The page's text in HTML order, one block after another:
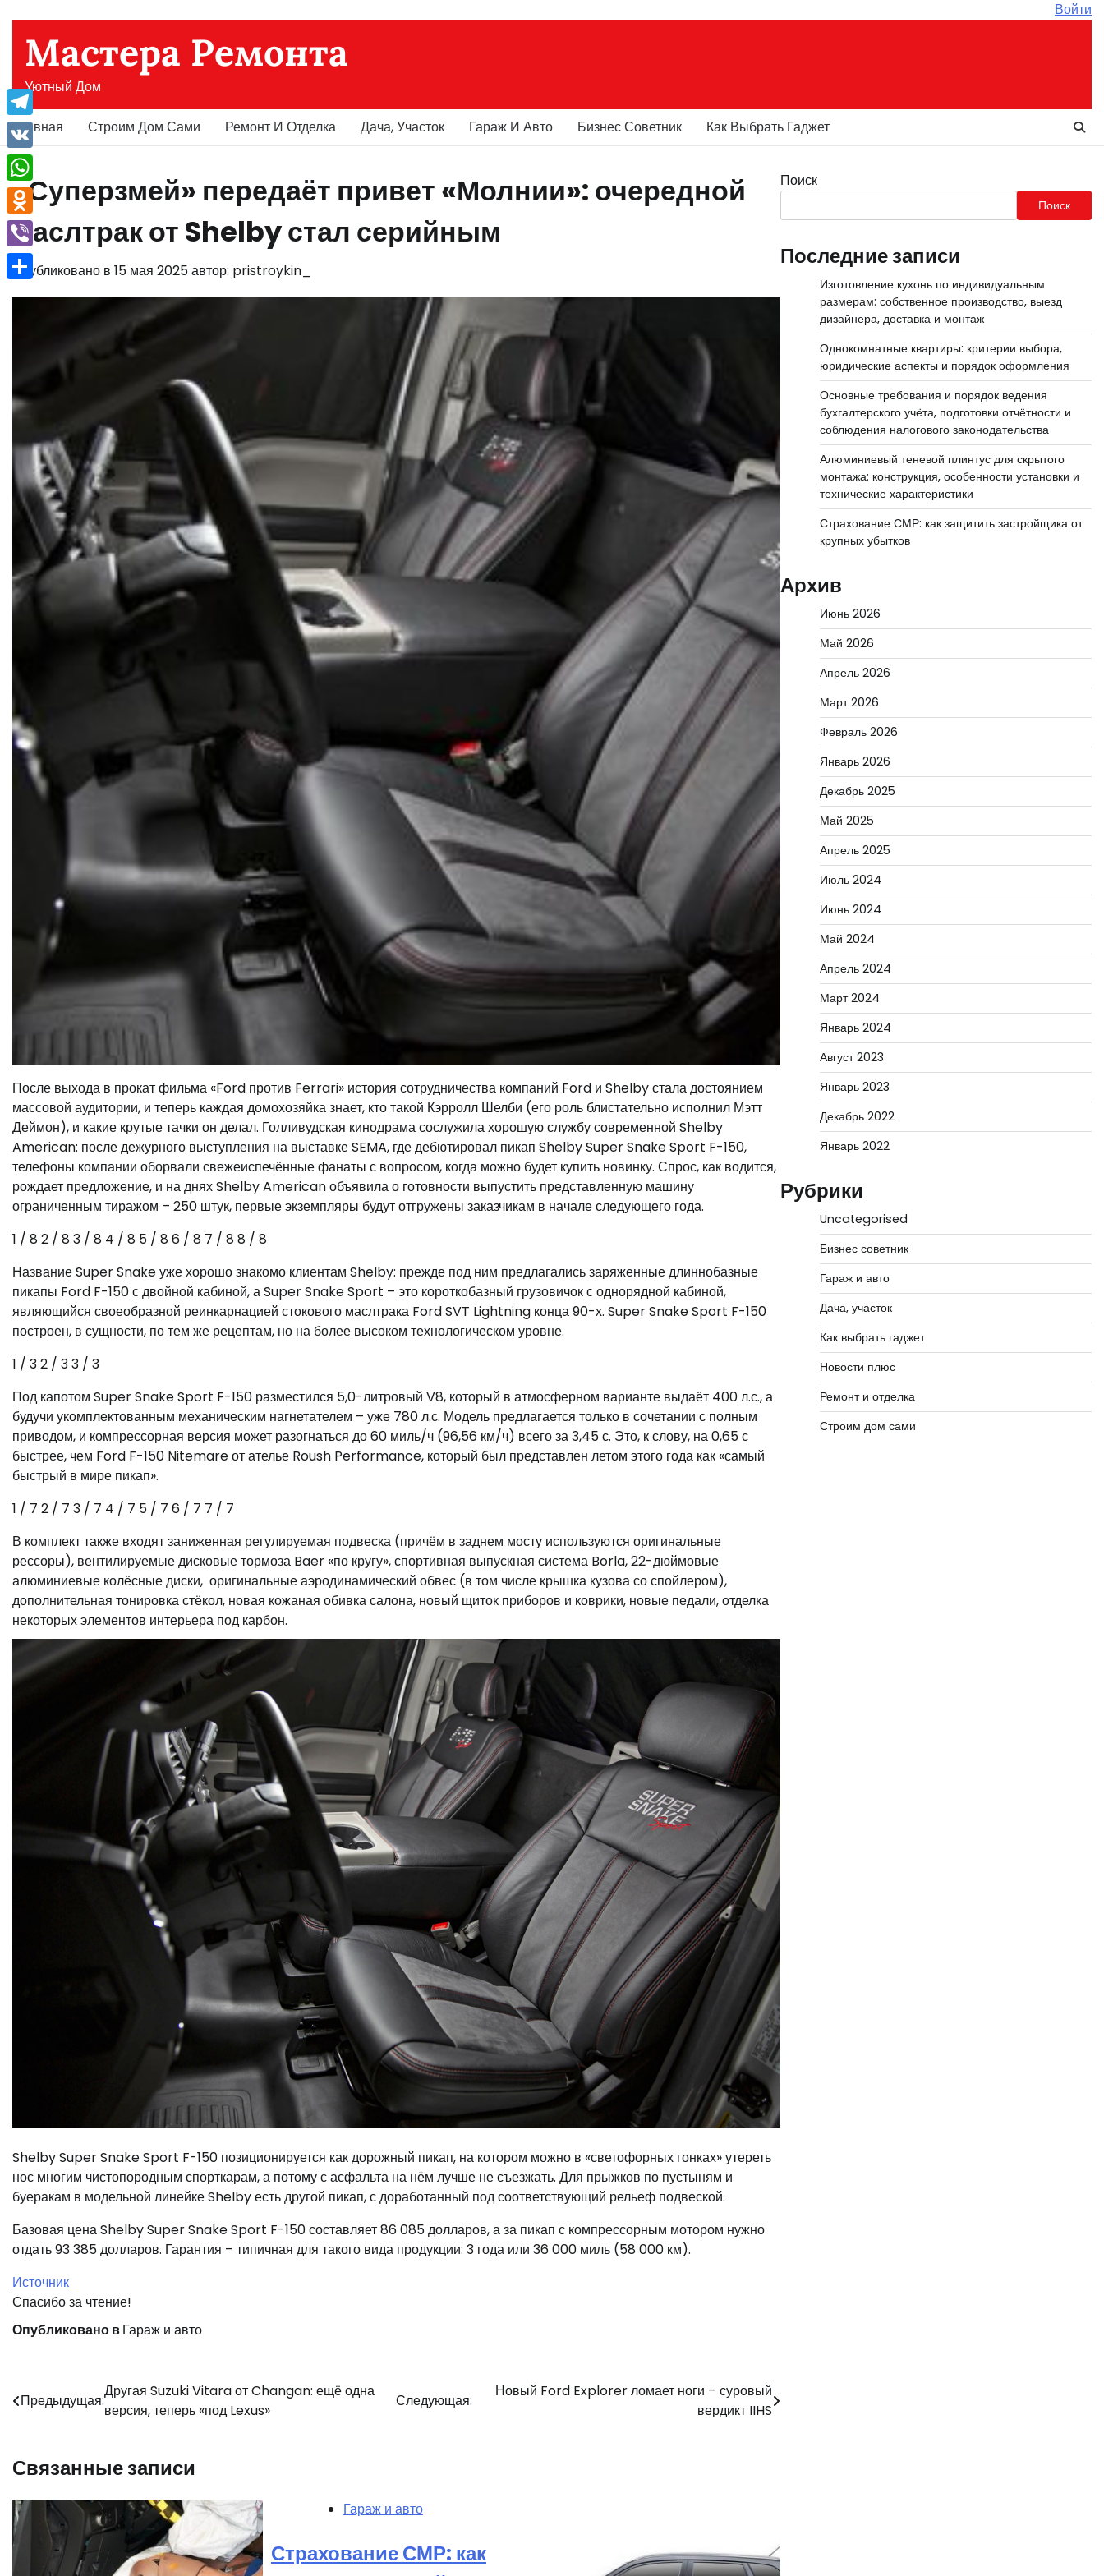
содержимому
Войти
Мастера Ремонта
Уютный Дом
Главная Строим Дом Сами Ремонт И Отделка Дача, Участок Гараж И Авто Бизнес Советник Как Выбрать Гаджет
«Суперзмей» передаёт привет «Молнии»: очередной
маслтрак от Shelby стал серийным
Опубликовано в 15 мая 2025автор: pristroykin_
После выхода в прокат фильма «Ford против Ferrari» история сотрудничества компаний Ford и Shelby стала достоянием
массовой аудитории, и теперь каждая домохозяйка знает, кто такой Кэрролл Шелби (его роль блистательно исполнил Мэтт
Деймон), и какие крутые тачки он делал. Голливудская кинодрама сослужила хорошую службу современной Shelby
American: после дежурного выступления на выставке SEMA, где дебютировал пикап Shelby Super Snake Sport F-150,
телефоны компании оборвали свежеиспечённые фанаты с вопросом, когда можно будет купить новинку. Спрос, как водится,
рождает предложение, и на днях Shelby American объявила о готовности выпустить представленную машину
ограниченным тиражом – 250 штук, первые экземпляры будут отгружены заказчикам в начале следующего года.
1 / 8 2 / 8 3 / 8 4 / 8 5 / 8 6 / 8 7 / 8 8 / 8
Название Super Snake уже хорошо знакомо клиентам Shelby: прежде под ним предлагались заряженные длиннобазные
пикапы Ford F-150 с двойной кабиной, а Super Snake Sport – это короткобазный грузовичок с однорядной кабиной,
являющийся своеобразной реинкарнацией стокового маслтрака Ford SVT Lightning конца 90-х. Super Snake Sport F-150
построен, в сущности, по тем же рецептам, но на более высоком технологическом уровне.
1 / 32 / 33 / 3
Под капотом Super Snake Sport F-150 разместился 5,0-литровый V8, который в атмосферном варианте выдаёт 400 л.с., а
будучи укомплектованным механическим нагнетателем – уже 780 л.с. Модель предлагается только в сочетании с полным
приводом, и компрессорная версия может разогнаться до 60 миль/ч (96,56 км/ч) всего за 3,45 с. Это, к слову, на 0,65 с
быстрее, чем Ford F-150 Nitemare от ателье Roush Performance, который был представлен летом этого года как «самый
быстрый в мире пикап».
1 / 7 2 / 7 3 / 7 4 / 7 5 / 7 6 / 7 7 / 7
В комплект также входят заниженная регулируемая подвеска (причём в заднем мосту используются оригинальные
рессоры), вентилируемые дисковые тормоза Baer «по кругу», спортивная выпускная система Borla, 22-дюймовые
алюминиевые колёсные диски, оригинальные аэродинамический обвес (в том числе крышка кузова со спойлером),
дополнительная тонировка стёкол, новая кожаная обивка салона, новый щиток приборов и коврики, новые педали, отделка
некоторых элементов интерьера под карбон.
Shelby Super Snake Sport F-150 позиционируется как дорожный пикап, на котором можно в «светофорных гонках» утереть
нос многим чистопородным спорткарам, а потому с асфальта на нём лучше не съезжать. Для прыжков по пустыням и
буеракам в модельной линейке Shelby есть другой пикап, с доработанный под соответствующий рельеф подвеской.
Базовая цена Shelby Super Snake Sport F-150 составляет 86 085 долларов, а за пикап с компрессорным мотором нужно
отдать 93 385 долларов. Гарантия – типичная для такого вида продукции: 3 года или 36 000 миль (58 000 км).
Источник
Спасибо за чтение!
Опубликовано вГараж и авто
Навигация
записям
Предыдущая:
Другая Suzuki Vitara от Changan: ещё одна
версия, теперь «под Lexus»
Следующая:
Новый Ford Explorer ломает ноги – суровый
вердикт IIHS
Связанные записи
Гараж и авто
Страхование СМР: как
Поиск
Поиск
Последние записи
Изготовление кухонь по индивидуальным
размерам: собственное производство, выезд
дизайнера, доставка и монтаж
Однокомнатные квартиры: критерии выбора,
юридические аспекты и порядок оформления
Основные требования и порядок ведения
бухгалтерского учёта, подготовки отчётности и
соблюдения налогового законодательства
Алюминиевый теневой плинтус для скрытого
монтажа: конструкция, особенности установки и
технические характеристики
Страхование СМР: как защитить застройщика от
крупных убытков
Архив
Июнь 2026
Май 2026
Апрель 2026
Март 2026
Февраль 2026
Январь 2026
Декабрь 2025
Май 2025
Апрель 2025
Июль 2024
Июнь 2024
Май 2024
Апрель 2024
Март 2024
Январь 2024
Август 2023
Январь 2023
Декабрь 2022
Январь 2022
Рубрики
Uncategorised
Бизнес советник
Гараж и авто
Дача, участок
Как выбрать гаджет
Новости плюс
Ремонт и отделка
Строим дом сами
Telegram
VK
WhatsApp
Odnoklassniki
Viber